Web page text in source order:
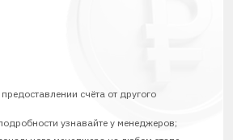
счёта от другого
узнавайте у менеджеров;